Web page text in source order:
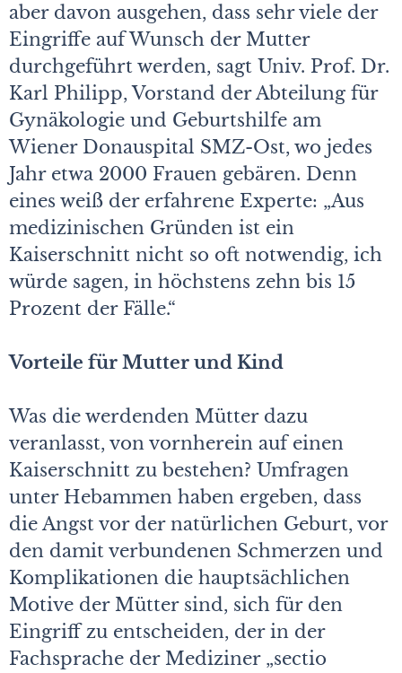
aber davon ausgehen, dass sehr viele der
Eingriffe auf Wunsch der Mutter
durchgeführt werden, sagt Univ. Prof. Dr.
Karl Philipp, Vorstand der Abteilung für
Gynäkologie und Geburtshilfe am
Wiener Donauspital SMZ-Ost, wo jedes
Jahr etwa 2000 Frauen gebären. Denn
eines weiß der erfahrene Experte: „Aus
medizinischen Gründen ist ein
Kaiserschnitt nicht so oft notwendig, ich
würde sagen, in höchstens zehn bis 15
Prozent der Fälle.“
Vorteile für Mutter und Kind
Was die werdenden Mütter dazu
veranlasst, von vornherein auf einen
Kaiserschnitt zu bestehen? Umfragen
unter Hebammen haben ergeben, dass
die Angst vor der natürlichen Geburt, vor
den damit verbundenen Schmerzen und
Komplikationen die hauptsächlichen
Motive der Mütter sind, sich für den
Eingriff zu entscheiden, der in der
Fachsprache der Mediziner „sectio